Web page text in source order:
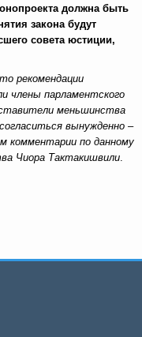
должна быть
закона будут
совета юстиции,
рекомендации
члены парламентского
меньшинства
вынужденно –
комментарии по данному
Чиора Тактакишвили.